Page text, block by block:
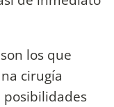
los que
cirugía
posibilidades